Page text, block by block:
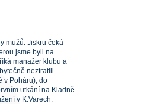
mužů. Jiskru čeká
jsme byli na
manažer klubu a
neztratili
v Poháru), do
utkání na Kladně
v K.Varech.